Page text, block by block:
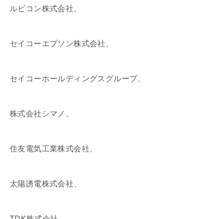
ルビコン株式会社、
セイコーエプソン株式会社、
セイコーホールディングスグループ、
株式会社シマノ、
住友電気工業株式会社、
太陽誘電株式会社、